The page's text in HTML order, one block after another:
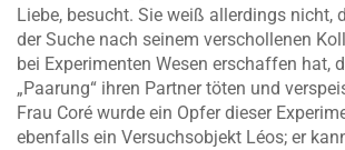
Liebe, besucht. Sie weiß allerdings nicht,
der Suche nach seinem verschollenen
bei Experimenten Wesen erschaffen hat,
„Paarung“ ihren Partner töten und
Frau Coré wurde ein Opfer dieser
ebenfalls ein Versuchsobjekt Léos; er